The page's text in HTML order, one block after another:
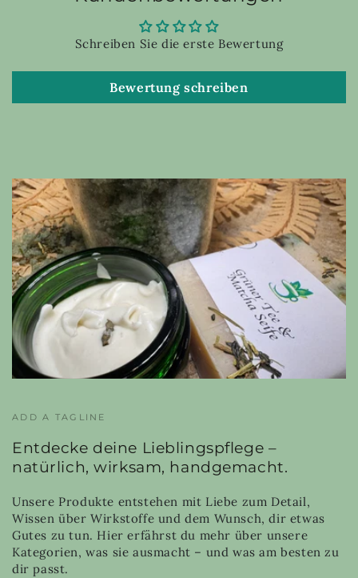
Schreiben Sie die erste Bewertung
Bewertung schreiben
ADD A TAGLINE
Entdecke deine Lieblingspflege –
natürlich, wirksam, handgemacht.
Unsere Produkte entstehen mit Liebe zum Detail,
Wissen über Wirkstoffe und dem Wunsch, dir etwas
Gutes zu tun. Hier erfährst du mehr über unsere
Kategorien, was sie ausmacht – und was am besten zu
dir passt.